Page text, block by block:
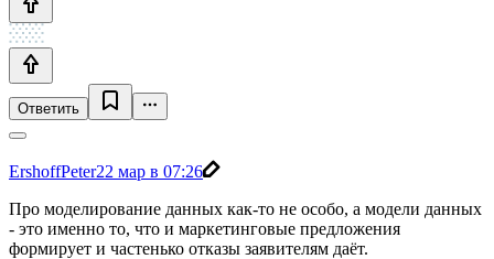
Ответить
ErshoffPeter22 мар в 07:26
Про моделирование данных как-то не особо, а модели данных
- это именно то, что и маркетинговые предложения
формирует и частенько отказы заявителям даёт.